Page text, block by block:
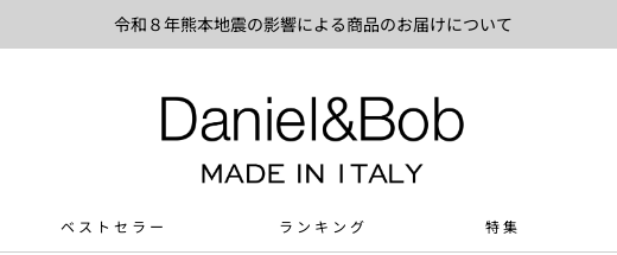
令和８年熊本地震の影響による商品のお届けについて
ベストセラー ランキング 特集